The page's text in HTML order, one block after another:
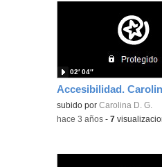
subido porCarolina D. G.
02′ 04″
-hace 3 años -7